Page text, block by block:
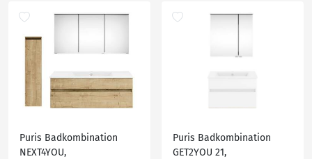
Puris Badkombination
NEXT4YOU,
Puris Badkombination
GET2YOU 21,